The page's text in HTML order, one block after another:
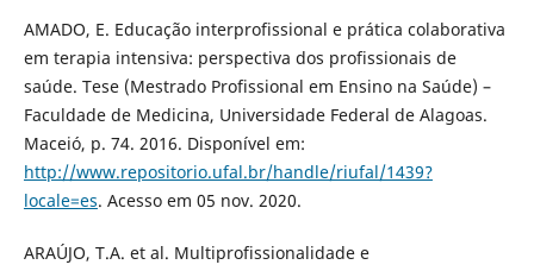
AMADO, E. Educação interprofissional e prática colaborativa
em terapia intensiva: perspectiva dos profissionais de
saúde. Tese (Mestrado Profissional em Ensino na Saúde) –
Faculdade de Medicina, Universidade Federal de Alagoas.
Maceió, p. 74. 2016. Disponível em:
http://www.repositorio.ufal.br/handle/riufal/1439?
locale=es. Acesso em 05 nov. 2020.
ARAÚJO, T.A. et al. Multiprofissionalidade e